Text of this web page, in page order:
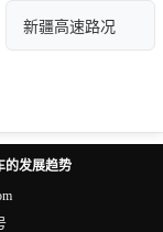
新疆高速路况
的发展趋势